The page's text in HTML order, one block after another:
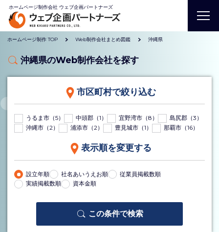
ホームページ制作会社 ウェブ企画パートナーズ
ホームページ制作 TOP Web制作会社まとめ図鑑 沖縄県
沖縄県のWeb制作会社を探す
市区町村で絞り込む
うるま市（5） 中頭郡（1） 宜野湾市（8）
島尻郡（3）
沖縄市（2）
浦添市（2） 豊見城市（1） 那覇市（16）
表示順を変更する
設立年順 社名あいうえお順
従業員掲載数順
実績掲載数順
資本金順
この条件で検索